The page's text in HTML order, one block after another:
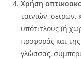
Χρήση
ταινιών, σειρών,
υπότιτλους (ή
προφοράς και
γλώσσας,